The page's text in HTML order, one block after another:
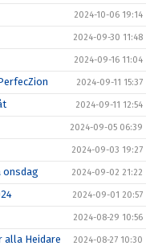
2024-10-06 19:14
2024-09-30 11:48
2024-09-16 11:04
2024-09-11 15:37
2024-09-11 12:54
2024-09-05 06:39
2024-09-03 19:27
onsdag 2024-09-02 21:22
2024-09-01 20:57
2024-08-29 10:56
alla Heidare 2024-08-27 10:30